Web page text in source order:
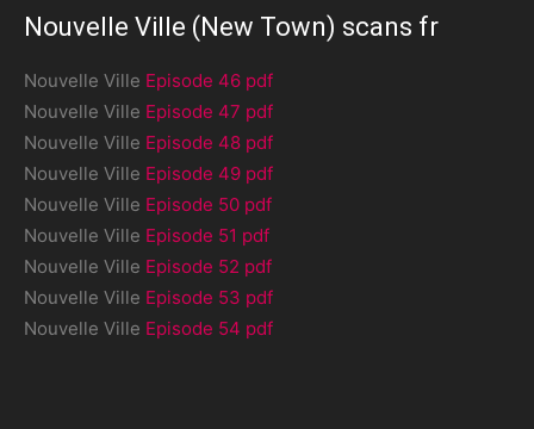
Nouvelle Ville (New Town) scans fr
Nouvelle Ville Episode 46 pdf
Nouvelle Ville Episode 47 pdf
Nouvelle Ville Episode 48 pdf
Nouvelle Ville Episode 49 pdf
Nouvelle Ville Episode 50 pdf
Nouvelle Ville Episode 51 pdf
Nouvelle Ville Episode 52 pdf
Nouvelle Ville Episode 53 pdf
Nouvelle Ville Episode 54 pdf